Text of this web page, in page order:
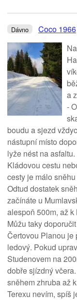
Dávno Coco 1966
a
-
boudu a sjezd
nástupní místo
lyže nést na
Kládovou cestu
cesty je málo
Odtud dostatek
začínáte u
alespoň 500m, až
Můžu taky
Čertovou Planou je
ledový. Pokud
Studenovem na
dobře sjízdný
sněhem zhruba až
Terexu nevím, spíš